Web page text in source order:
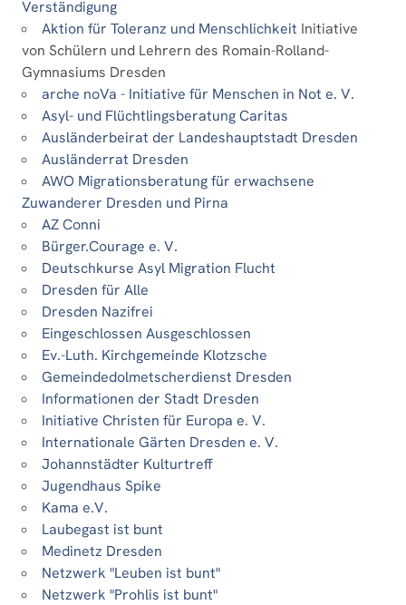
Verständigung
Aktion für Toleranz und Menschlichkeit Initiative
von Schülern und Lehrern des Romain-Rolland-
Gymnasiums Dresden
arche noVa - Initiative für Menschen in Not e. V.
Asyl- und Flüchtlingsberatung Caritas
Ausländerbeirat der Landeshauptstadt Dresden
Ausländerrat Dresden
AWO Migrationsberatung für erwachsene
Zuwanderer Dresden und Pirna
AZ Conni
Bürger.Courage e. V.
Deutschkurse Asyl Migration Flucht
Dresden für Alle
Dresden Nazifrei
Eingeschlossen Ausgeschlossen
Ev.-Luth. Kirchgemeinde Klotzsche
Gemeindedolmetscherdienst Dresden
Informationen der Stadt Dresden
Initiative Christen für Europa e. V.
Internationale Gärten Dresden e. V.
Johannstädter Kulturtreff
Jugendhaus Spike
Kama e.V.
Laubegast ist bunt
Medinetz Dresden
Netzwerk "Leuben ist bunt"
Netzwerk "Prohlis ist bunt"